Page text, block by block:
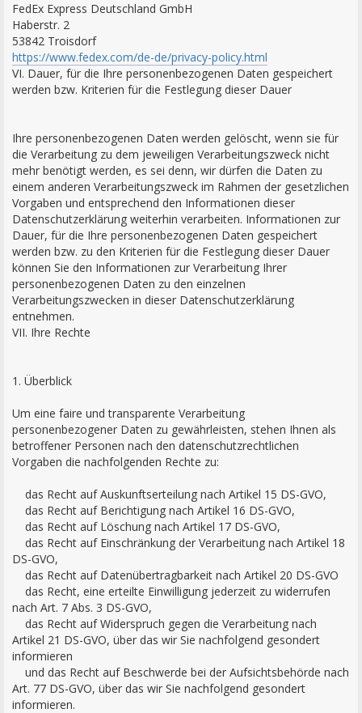
FedEx Express Deutschland GmbH
Haberstr. 2
53842 Troisdorf
https://www.fedex.com/de-de/privacy-policy.html
VI. Dauer, für die Ihre personenbezogenen Daten gespeichert
werden bzw. Kriterien für die Festlegung dieser Dauer
Ihre personenbezogenen Daten werden gelöscht, wenn sie für
die Verarbeitung zu dem jeweiligen Verarbeitungszweck nicht
mehr benötigt werden, es sei denn, wir dürfen die Daten zu
einem anderen Verarbeitungszweck im Rahmen der gesetzlichen
Vorgaben und entsprechend den Informationen dieser
Datenschutzerklärung weiterhin verarbeiten. Informationen zur
Dauer, für die Ihre personenbezogenen Daten gespeichert
werden bzw. zu den Kriterien für die Festlegung dieser Dauer
können Sie den Informationen zur Verarbeitung Ihrer
personenbezogenen Daten zu den einzelnen
Verarbeitungszwecken in dieser Datenschutzerklärung
entnehmen.
VII. Ihre Rechte
1. Überblick
Um eine faire und transparente Verarbeitung
personenbezogener Daten zu gewährleisten, stehen Ihnen als
betroffener Personen nach den datenschutzrechtlichen
Vorgaben die nachfolgenden Rechte zu:
das Recht auf Auskunftserteilung nach Artikel 15 DS-GVO,
das Recht auf Berichtigung nach Artikel 16 DS-GVO,
das Recht auf Löschung nach Artikel 17 DS-GVO,
das Recht auf Einschränkung der Verarbeitung nach Artikel 18
DS-GVO,
das Recht auf Datenübertragbarkeit nach Artikel 20 DS-GVO
das Recht, eine erteilte Einwilligung jederzeit zu widerrufen
nach Art. 7 Abs. 3 DS-GVO,
das Recht auf Widerspruch gegen die Verarbeitung nach
Artikel 21 DS-GVO, über das wir Sie nachfolgend gesondert
informieren
und das Recht auf Beschwerde bei der Aufsichtsbehörde nach
Art. 77 DS-GVO, über das wir Sie nachfolgend gesondert
informieren.